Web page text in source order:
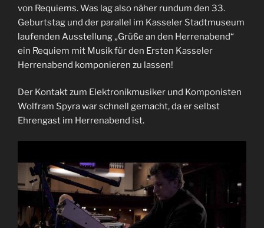
von Requiems. Was lag also näher rundum den 33.
Geburtstag und der parallel im Kasseler Stadtmuseum
laufenden Ausstellung „Grüße an den Herrenabend“
ein Requiem mit Musik für den Ersten Kasseler
Herrenabend komponieren zu lassen!
Der Kontakt zum Elektronikmusiker und Komponisten
Wolfram Spyra war schnell gemacht, da er selbst
Ehrengast im Herrenabend ist.